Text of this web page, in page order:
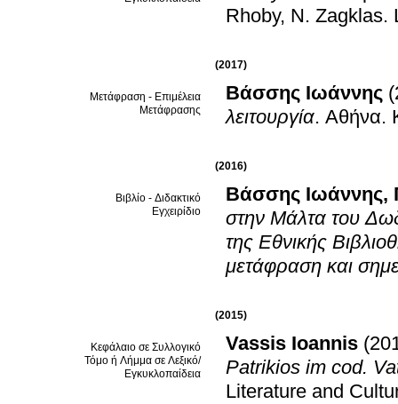
Rhoby, N. Zagklas.
(2017)
Μετάφραση - Επιμέλεια
Μετάφρασης
Βάσσης Ιωάννης
λειτουργία. Αθήνα.
(2016)
Βιβλίο - Διδακτικό
Εγχειρίδιο
Βάσσης Ιωάννης,
στην Μάλτα του
της Εθνικής
μετάφραση και
(2015)
Κεφάλαιο σε Συλλογικό
Τόμο ή Λήμμα σε Λεξικό/
Εγκυκλοπαίδεια
Vassis Ioannis
Patrikios im cod.
Literature and